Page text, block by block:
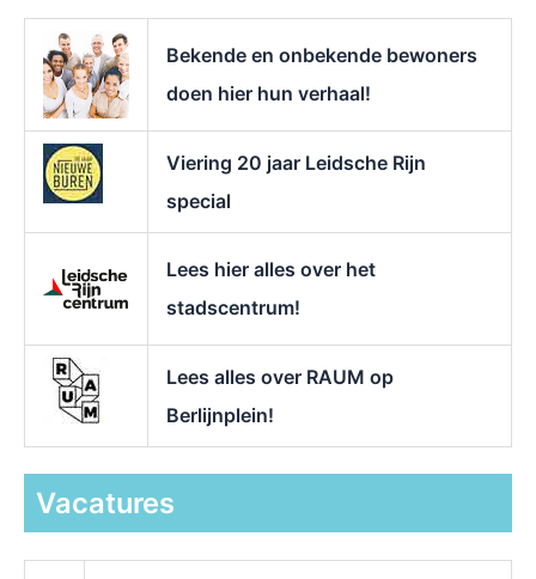
Bekende en onbekende bewoners
doen hier hun verhaal!
Viering 20 jaar Leidsche Rijn
special
Lees hier alles over het
stadscentrum!
Lees alles over RAUM op
Berlijnplein!
Vacatures